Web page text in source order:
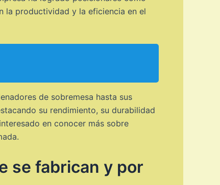
la productividad y la eficiencia en el
de sobremesa hasta sus
su rendimiento, su durabilidad
en conocer más sobre
se fabrican y por